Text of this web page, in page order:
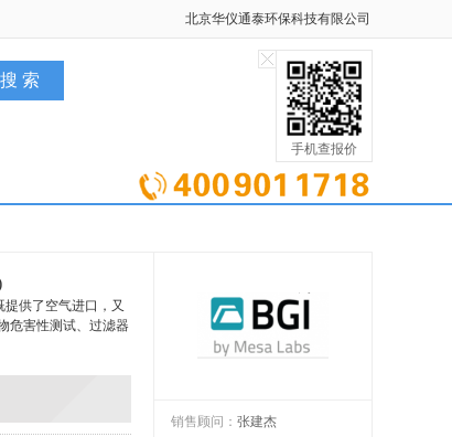
北京华仪通泰环保科技有限公司
手机查报价
提供了空气进口，又
危害性测试、过滤器
销售顾问： 张建杰